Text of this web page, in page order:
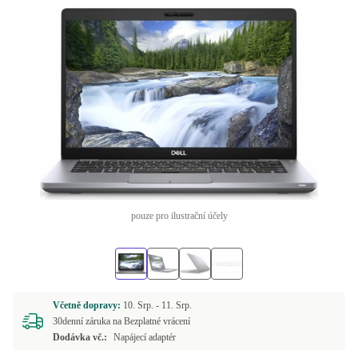
pouze pro ilustrační účely
Včetně dopravy: 10. Srp. - 11. Srp.
30denní záruka na Bezplatné vrácení
Dodávka vč.:
Napájecí adaptér